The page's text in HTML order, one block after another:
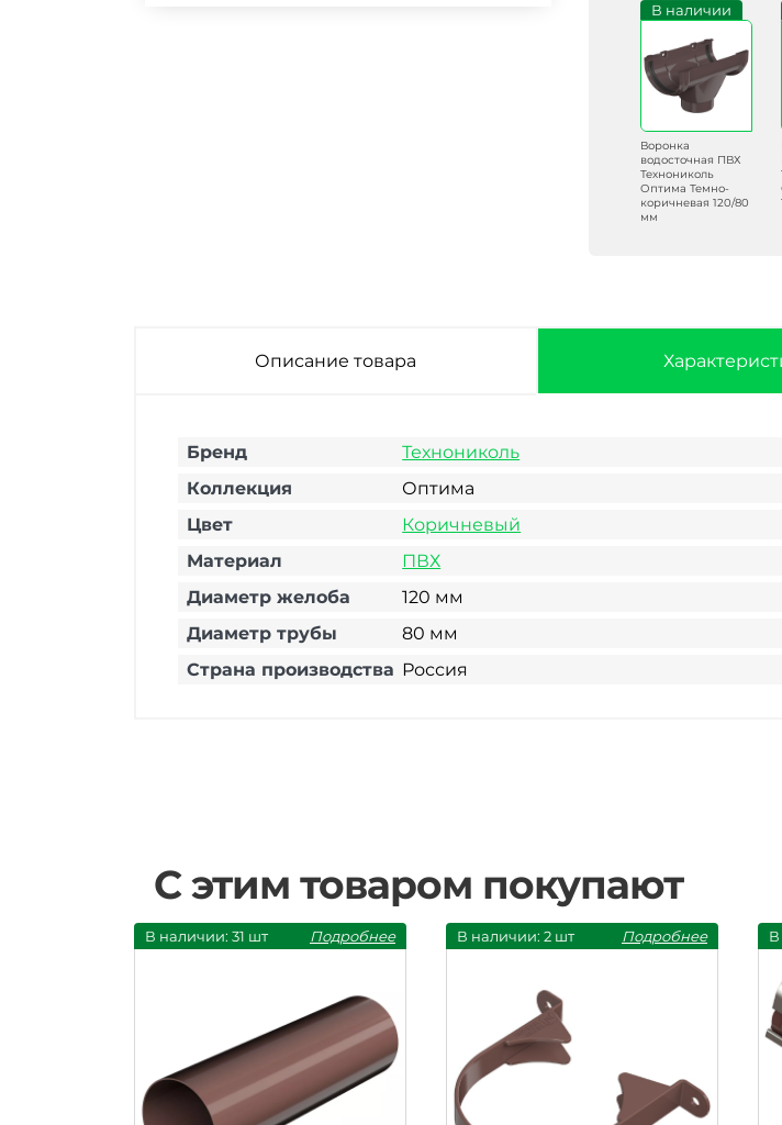
В наличии
Воронка
водосточная ПВХ
Технониколь
Оптима Темно-
коричневая 120/80
мм
Описание товара
Бренд
Технониколь
Коллекция
Оптима
Цвет
Коричневый
Материал
ПВХ
Диаметр желоба
120 мм
Диаметр трубы
80 мм
Страна производства Россия
С этим товаром покупают
В наличии: 31 шт Подробнее В наличии: 2 шт Подробнее В